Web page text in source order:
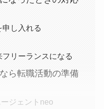
し入れる
リーランスになる
ら転職活動の準備
ジェントneo